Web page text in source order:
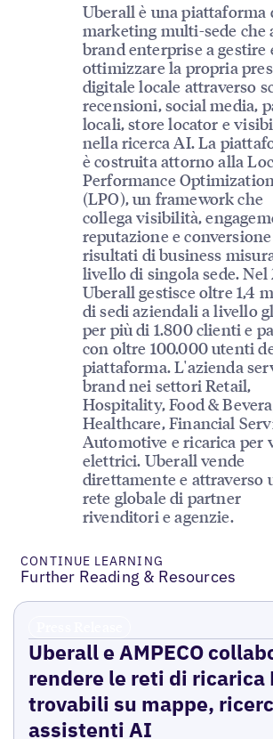
Uberall è una piattaforma
marketing multi-sede che
brand enterprise a gestire
ottimizzare la propria
digitale locale attraverso
recensioni, social media,
locali, store locator e
nella ricerca AI. La
è costruita attorno alla
Performance Optimization
(LPO), un framework che
collega visibilità,
reputazione e
risultati di business
livello di singola sede. Nel
Uberall gestisce oltre 1,4
di sedi aziendali a livello
per più di 1.800 clienti e
con oltre 100.000 utenti
piattaforma. L'azienda
brand nei settori Retail,
Hospitality, Food &
Healthcare, Financial
Automotive e ricarica per
elettrici. Uberall vende
direttamente e attraverso
rete globale di partner
rivenditori e agenzie.
CONTINUE LEARNING
Further Reading & Resources
Uberall e AMPECO
rendere le reti di ricarica
trovabili su mappe,
assistenti AI